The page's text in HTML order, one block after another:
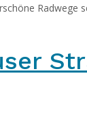
Radwege